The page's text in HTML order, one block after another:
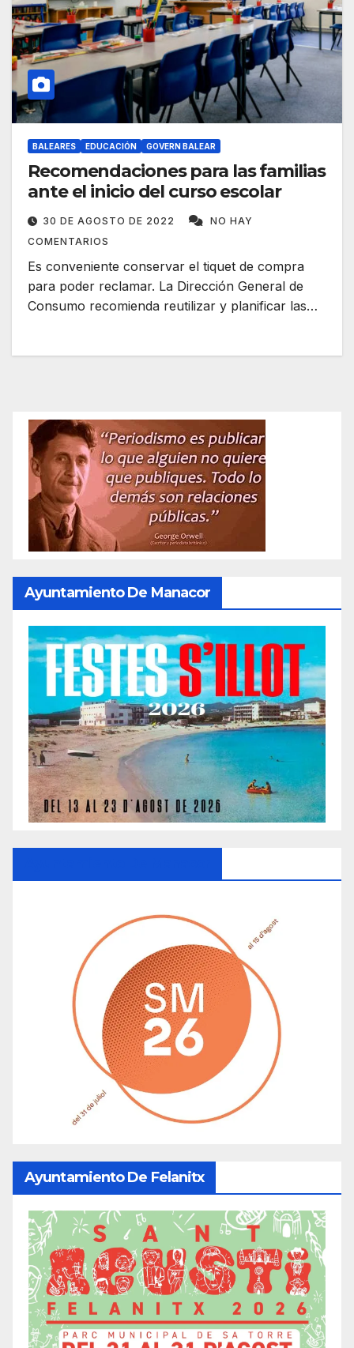
BALEARES EDUCACIÓN GOVERN BALEAR
Recomendaciones para las familias
ante el inicio del curso escolar
30 DE AGOSTO DE 2022
NO HAY
COMENTARIOS
Es conveniente conservar el tiquet de compra
para poder reclamar. La Dirección General de
Consumo recomienda reutilizar y planificar las…
Ayuntamiento De Manacor
Ayuntamiento De Felanitx